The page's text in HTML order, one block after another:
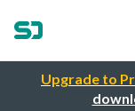
Upgrade to